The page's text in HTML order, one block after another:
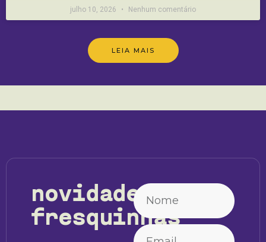
julho 10, 2026 Nenhum comentário
LEIA MAIS
novidades
fresquinhas